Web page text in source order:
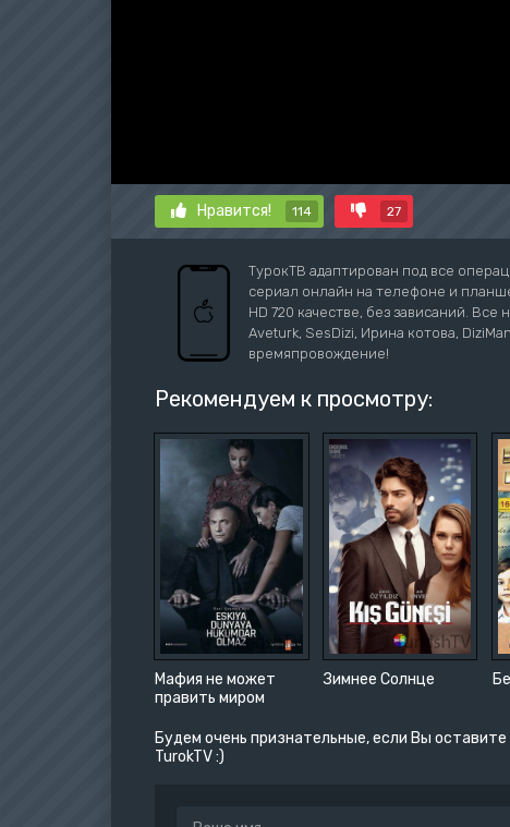
Нравится! 114 27
ТурокТВ адаптирован под все
сериал онлайн на телефоне и
HD 720 качестве, без зависаний.
Aveturk, SesDizi, Ирина котова,
времяпровождение!
Рекомендуем к просмотру:
Мафия не может
править миром
Зимнее Солнце
Будем очень признательные, если Вы
TurokTV :)